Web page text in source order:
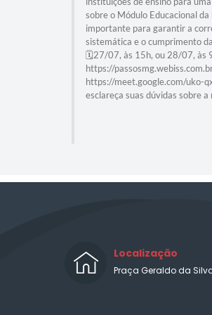
sobre o Módulo Educacional
importante para garantir a
sistemática e o cumprimento
🗓️27/07, às 15h, ou 28/07, às
https://
https://meet.google.com/uko-
esclareça suas dúvidas sobre a
Localização
Praça Geraldo da